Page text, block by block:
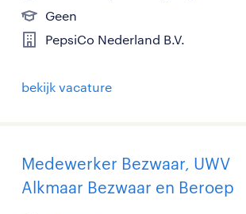
Geen
PepsiCo Nederland B.V.
bekijk vacature
Medewerker Bezwaar, UWV
Alkmaar Bezwaar en Beroep